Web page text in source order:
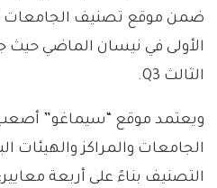
ضمن موقع تصنيف الجامعات
الأولى في نيسان الماضي حيث
الثالث Q3.
ويعتمد موقع “سيماغو”
الجامعات والمراكز والهيئات
التصنيف بناءً على أربعة